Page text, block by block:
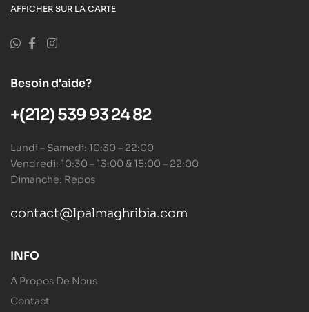
AFFICHER SUR LA CARTE
Besoin d'aide?
+(212) 539 93 24 82
Lundi – Samedi: 10:30 – 22:00
Vendredi: 10:30 – 13:00 & 15:00 – 22:00
Dimanche: Repos
contact@lpalmaghribia.com
INFO
A Propos De Nous
Contact